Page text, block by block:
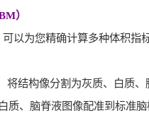
）
以为您精确计算多种体积指
将结构像分割为灰质、白质、
质、脑脊液图像配准到标准